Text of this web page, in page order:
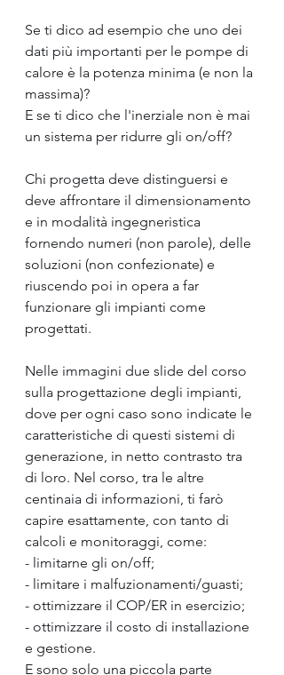
Se ti dico ad esempio che uno dei
dati più importanti per le pompe di
calore è la potenza minima (e non la
massima)?
E se ti dico che l'inerziale non è mai
un sistema per ridurre gli on/off?
Chi progetta deve distinguersi e
deve affrontare il dimensionamento
e in modalità ingegneristica
fornendo numeri (non parole), delle
soluzioni (non confezionate) e
riuscendo poi in opera a far
funzionare gli impianti come
progettati.
Nelle immagini due slide del corso
sulla progettazione degli impianti,
dove per ogni caso sono indicate le
caratteristiche di questi sistemi di
generazione, in netto contrasto tra
di loro. Nel corso, tra le altre
centinaia di informazioni, ti farò
capire esattamente, con tanto di
calcoli e monitoraggi, come:
- limitarne gli on/off;
- limitare i malfuzionamenti/guasti;
- ottimizzare il COP/ER in esercizio;
- ottimizzare il costo di installazione
e gestione.
E sono solo una piccola parte